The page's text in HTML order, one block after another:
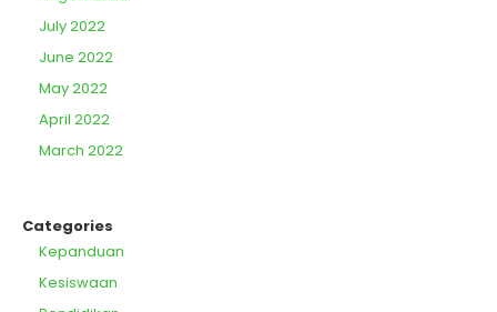
July 2022
June 2022
May 2022
April 2022
March 2022
Categories
Kepanduan
Kesiswaan